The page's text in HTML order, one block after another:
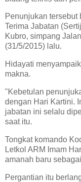
Penunjukan tersebut
Terima Jabatan
Kubro, simpang
(31/5/2015) lalu.
Hidayati
makna.
"Kebetulan
dengan Hari Kartini.
jabatan ini selalu
saat itu.
Tongkat komando
Letkol ARM Imam
amanah baru
Pergantian itu